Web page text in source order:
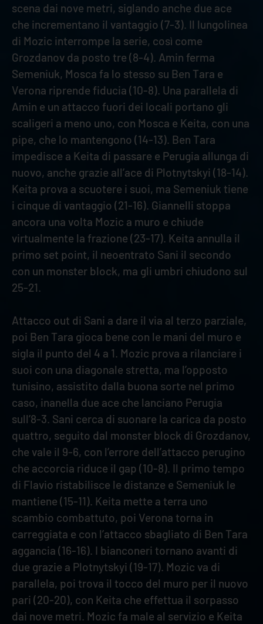
scena dai nove metri, siglando anche due ace
che incrementano il vantaggio (7-3). Il lungolinea
di Mozic interrompe la serie, così come
Grozdanov da posto tre (8-4). Amin ferma
Semeniuk, Mosca fa lo stesso su Ben Tara e
Verona riprende fiducia (10-8). Una parallela di
Amin e un attacco fuori dei locali portano gli
scaligeri a meno uno, con Mosca e Keita, con una
pipe, che lo mantengono (14-13). Ben Tara
impedisce a Keita di passare e Perugia allunga di
nuovo, anche grazie all’ace di Plotnytskyi (18-14).
Keita prova a scuotere i suoi, ma Semeniuk tiene
i cinque di vantaggio (21-16). Giannelli stoppa
ancora una volta Mozic a muro e chiude
virtualmente la frazione (23-17). Keita annulla il
primo set point, il neoentrato Sani il secondo
con un monster block, ma gli umbri chiudono sul
25-21.
Attacco out di Sani a dare il via al terzo parziale,
poi Ben Tara gioca bene con le mani del muro e
sigla il punto del 4 a 1. Mozic prova a rilanciare i
suoi con una diagonale stretta, ma l’opposto
tunisino, assistito dalla buona sorte nel primo
caso, inanella due ace che lanciano Perugia
sull’8-3. Sani cerca di suonare la carica da posto
quattro, seguito dal monster block di Grozdanov,
che vale il 9-6, con l’errore dell’attacco perugino
che accorcia riduce il gap (10-8). Il primo tempo
di Flavio ristabilisce le distanze e Semeniuk le
mantiene (15-11). Keita mette a terra uno
scambio combattuto, poi Verona torna in
carreggiata e con l’attacco sbagliato di Ben Tara
aggancia (16-16). I bianconeri tornano avanti di
due grazie a Plotnytskyi (19-17). Mozic va di
parallela, poi trova il tocco del muro per il nuovo
pari (20-20), con Keita che effettua il sorpasso
dai nove metri. Mozic fa male al servizio e Keita